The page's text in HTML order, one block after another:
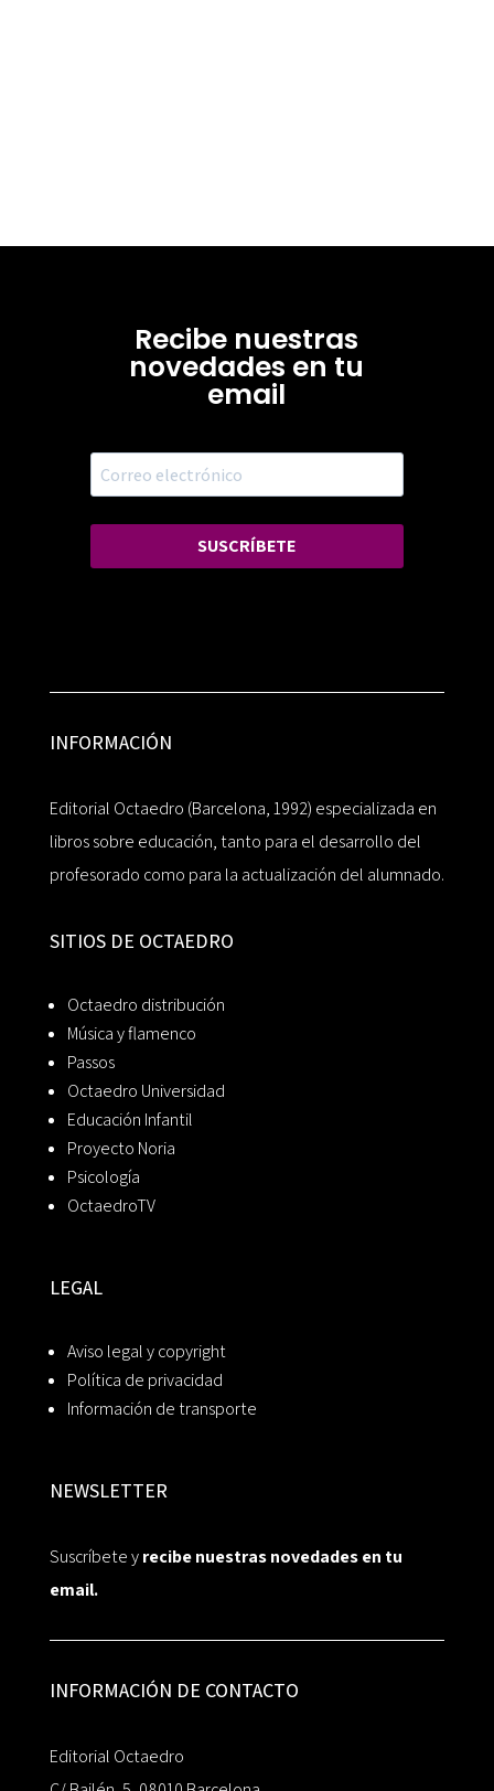
Recibe nuestras
novedades en tu
email
SUSCRÍBETE
INFORMACIÓN
Editorial Octaedro (Barcelona, 1992) especializada en
libros sobre educación, tanto para el desarrollo del
profesorado como para la actualización del alumnado.
SITIOS DE OCTAEDRO
Octaedro distribución
Música y flamenco
Passos
Octaedro Universidad
Educación Infantil
Proyecto Noria
Psicología
OctaedroTV
LEGAL
Aviso legal y copyright
Política de privacidad
Información de transporte
NEWSLETTER
Suscríbete yrecibe nuestras novedades en tu
email.
INFORMACIÓN DE CONTACTO
Editorial Octaedro